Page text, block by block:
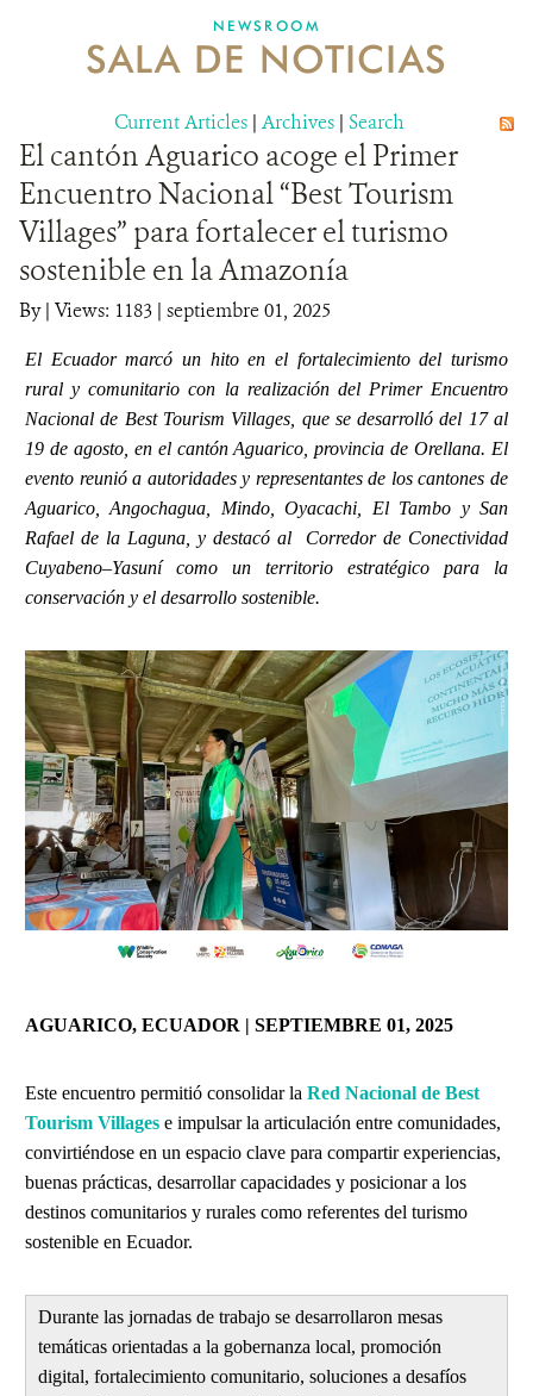
MECANISMO DE ATENCIÓN DE QUEJAS Y RECLAMOS
DONA
NEWSROOM
SALA DE NOTICIAS
Current Articles | Archives | Search
El cantón Aguarico acoge el Primer
Encuentro Nacional “Best Tourism
Villages” para fortalecer el turismo
sostenible en la Amazonía
By| Views: 1183 | septiembre 01, 2025
El Ecuador marcó un hito en el fortalecimiento del turismo
rural y comunitario con la realización del Primer Encuentro
Nacional de Best Tourism Villages, que se desarrolló del 17 al
19 de agosto, en el cantón Aguarico, provincia de Orellana. El
evento reunió a autoridades y representantes de los cantones de
Aguarico, Angochagua, Mindo, Oyacachi, El Tambo y San
Rafael de la Laguna, y destacó al Corredor de Conectividad
Cuyabeno–Yasuní como un territorio estratégico para la
conservación y el desarrollo sostenible.
AGUARICO, ECUADOR | SEPTIEMBRE 01, 2025
Este encuentro permitió consolidar la Red Nacional de Best
Tourism Villages e impulsar la articulación entre comunidades,
convirtiéndose en un espacio clave para compartir experiencias,
buenas prácticas, desarrollar capacidades y posicionar a los
destinos comunitarios y rurales como referentes del turismo
sostenible en Ecuador.
Durante las jornadas de trabajo se desarrollaron mesas
temáticas orientadas a la gobernanza local, promoción
digital, fortalecimiento comunitario, soluciones a desafíos